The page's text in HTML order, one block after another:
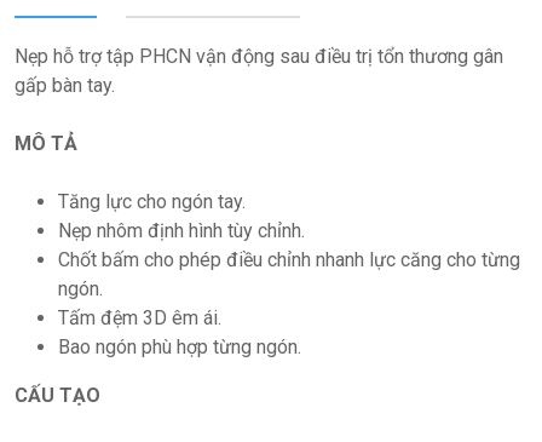
Nẹp hỗ trợ tập PHCN vận động sau điều trị tổn thương gân
gấp bàn tay.
MÔ TẢ
Tăng lực cho ngón tay.
Nẹp nhôm định hình tùy chỉnh.
Chốt bấm cho phép điều chỉnh nhanh lực căng cho từng
ngón.
Tấm đệm 3D êm ái.
Bao ngón phù hợp từng ngón.
CẤU TẠO